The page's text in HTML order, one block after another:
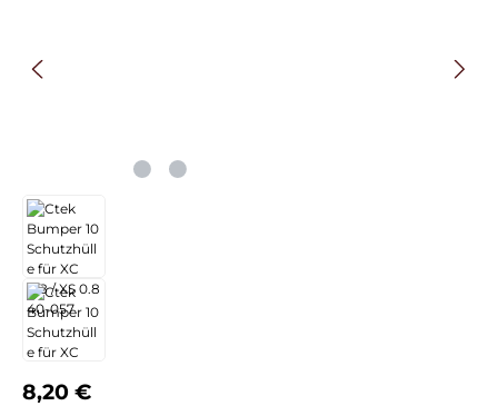
Regulärer Preis:
8,20 €